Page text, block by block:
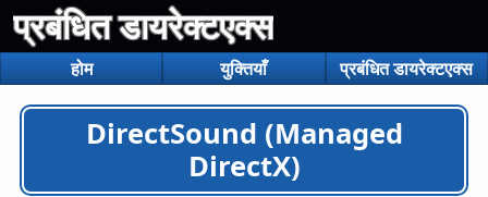
प्रबंधित डायरेक्टएक्स
होम युक्तियाँ प्रबंधित डायरेक्टएक्स
DirectSound (Managed
DirectX)